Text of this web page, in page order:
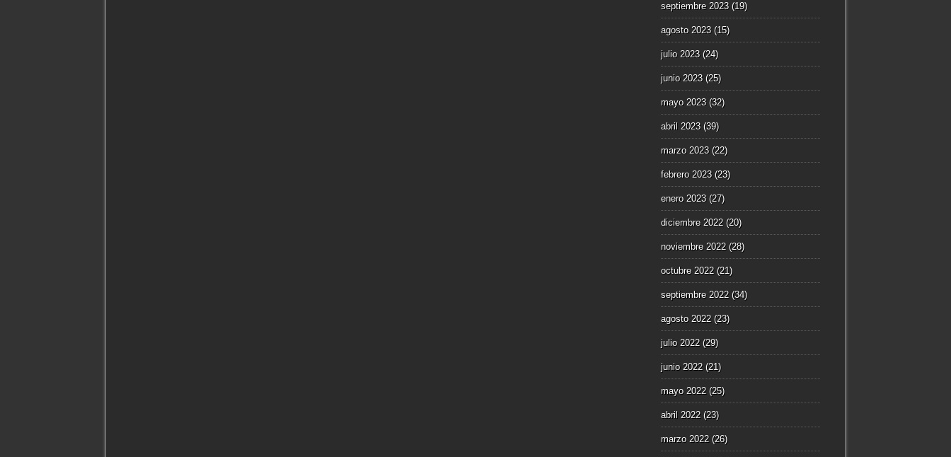
septiembre 2023(19)
agosto 2023(15)
julio 2023(24)
junio 2023(25)
mayo 2023(32)
abril 2023(39)
marzo 2023(22)
febrero 2023(23)
enero 2023(27)
diciembre 2022 (20)
noviembre 2022 (28)
octubre 2022 (21)
septiembre 2022 (34)
agosto 2022 (23)
julio 2022 (29)
junio 2022 (21)
mayo 2022 (25)
abril 2022 (23)
marzo 2022 (26)